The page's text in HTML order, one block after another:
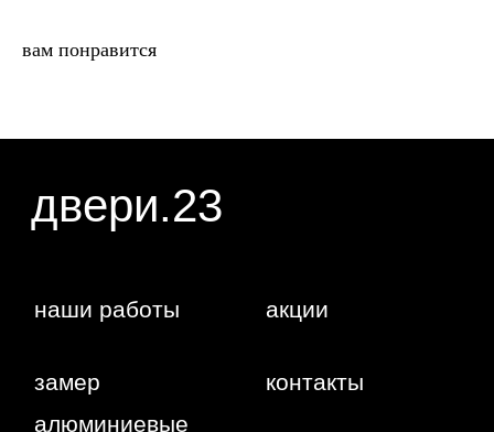
вам понравится
4г
публичной офертой, определяемой положениями
статьи 437 ГК РФ. Отправляя сведения через
любую электронную форму на этом сайте, вы
даете согласие на обработку ваших
ИП Фокина Виктория Алексеевна